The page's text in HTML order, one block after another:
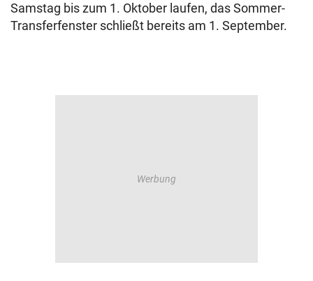
Samstag bis zum 1. Oktober laufen, das Sommer-
Transferfenster schließt bereits am 1. September.